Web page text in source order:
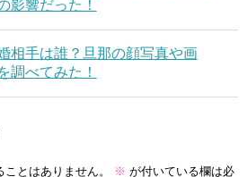
影響だった！
相手は誰？旦那の顔写真や画
調べてみた！
とはありません。 ※ が付いている欄は必